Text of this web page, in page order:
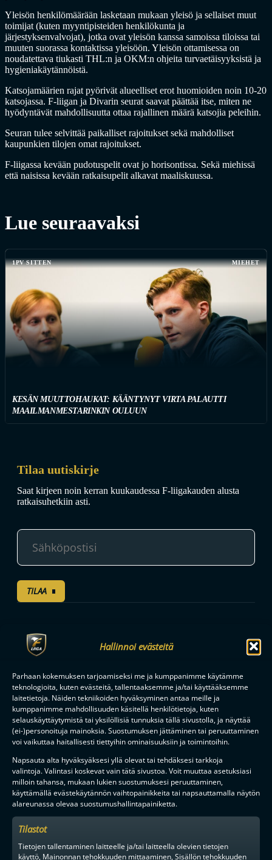
Hallinnoi evästeitä
Parhaan kokemuksen tarjoamiseksi me ja kumppanimme käytämme
teknologioita, kuten evästeitä, tallentaaksemme ja/tai käyttääksemme
laitetietoja. Näiden tekniikoiden hyväksyminen antaa meille ja
kumppanimme mahdollisuuden käsitellä henkilötietoja, kuten
selauskäyttäytymistä tai yksilöllisiä tunnuksia tällä sivustolla, ja näyttää
(ei-)personoituja mainoksia. Suostumuksen jättäminen tai peruuttaminen
voi vaikuttaa haitallisesti tiettyihin ominaisuuksiin ja toimintoihin.
Napsauta alta hyväksyäksesi yllä olevat tai tehdäksesi tarkkoja
valintoja. Valintasi koskevat vain tätä sivustoa. Voit muuttaa asetuksiasi
milloin tahansa, mukaan lukien suostumuksesi peruuttaminen,
käyttämällä evästekäytännön vaihtopainikkeita tai napsauttamalla näytön
alareunassa olevaa suostumushallintapainiketta.
Tilastot
Tietojen tallentaminen laitteelle ja/tai laitteella olevien tietojen
käyttö, Mainonnan tehokkuuden mittaaminen, Sisällön tehokkuuden
Yleisön henkilömäärään lasketaan mukaan yleisö ja sellaiset muut
toimijat (kuten myyntipisteiden henkilökunta ja
järjestyksenvalvojat), jotka ovat yleisön kanssa samoissa tiloissa tai
muuten suorassa kontaktissa yleisöön. Yleisön ottamisessa on
noudatettava tiukasti THL:n ja OKM:n ohjeita turvaetäisyyksistä ja
hygieniakäytännöistä.
Katsojamäärien rajat pyörivät alueelliset erot huomioiden noin 10-20
katsojassa. F-liigan ja Divarin seurat saavat päättää itse, miten ne
hyödyntävät mahdollisuutta ottaa rajallinen määrä katsojia peleihin.
Seuran tulee selvittää paikalliset rajoitukset sekä mahdolliset
kaupunkien tilojen omat rajoitukset.
F-liigassa kevään pudotuspelit ovat jo horisontissa. Sekä miehissä
että naisissa kevään ratkaisupelit alkavat maaliskuussa.
Lue seuraavaksi
1PV SITTEN MIEHET
KESÄN MUUTTOHAUKAT: KÄÄNTYNYT VIRTA PALAUTTI
MAAILMANMESTARINKIN OULUUN
Tilaa uutiskirje
Saat kirjeen noin kerran kuukaudessa F-liigakauden alusta
ratkaisuhetkiin asti.
TILAA